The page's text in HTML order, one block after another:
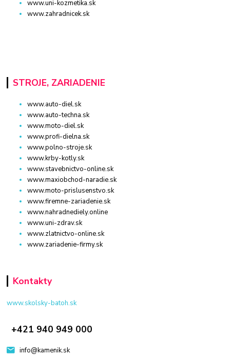
www.uni-kozmetika.sk
www.zahradnicek.sk
STROJE, ZARIADENIE
www.auto-diel.sk
www.auto-techna.sk
www.moto-diel.sk
www.profi-dielna.sk
www.polno-stroje.sk
www.krby-kotly.sk
www.stavebnictvo-online.sk
www.maxiobchod-naradie.sk
www.moto-prislusenstvo.sk
www.firemne-zariadenie.sk
www.nahradnediely.online
www.uni-zdrav.sk
www.zlatnictvo-online.sk
www.zariadenie-firmy.sk
Kontakty
www.skolsky-batoh.sk
+421 940 949 000
info@kamenik.sk